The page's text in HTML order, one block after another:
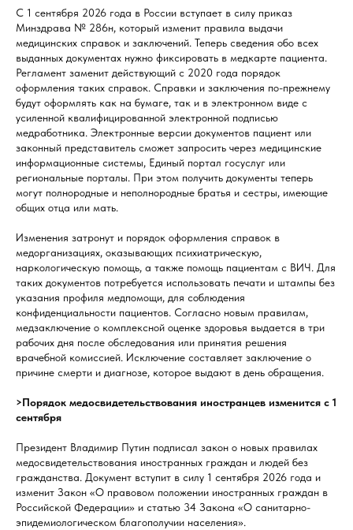
С 1 сентября 2026 года в России вступает в силу приказ
Минздрава № 286н, который изменит правила выдачи
медицинских справок и заключений. Теперь сведения обо всех
выданных документах нужно фиксировать в медкарте пациента.
Регламент заменит действующий с 2020 года порядок
оформления таких справок. Справки и заключения по-прежнему
будут оформлять как на бумаге, так и в электронном виде с
усиленной квалифицированной электронной подписью
медработника. Электронные версии документов пациент или
законный представитель сможет запросить через медицинские
информационные системы, Единый портал госуслуг или
региональные порталы. При этом получить документы теперь
могут полнородные и неполнородные братья и сестры, имеющие
общих отца или мать.
Изменения затронут и порядок оформления справок в
медорганизациях, оказывающих психиатрическую,
наркологическую помощь, а также помощь пациентам с ВИЧ. Для
таких документов потребуется использовать печати и штампы без
указания профиля медпомощи, для соблюдения
конфиденциальности пациентов. Согласно новым правилам,
медзаключение о комплексной оценке здоровья выдается в три
рабочих дня после обследования или принятия решения
врачебной комиссией. Исключение составляет заключение о
причине смерти и диагнозе, которое выдают в день обращения.
>Порядок медосвидетельствования иностранцев изменится с 1
сентября
Президент Владимир Путин подписал закон о новых правилах
медосвидетельствования иностранных граждан и людей без
гражданства. Документ вступит в силу 1 сентября 2026 года и
изменит Закон «О правовом положении иностранных граждан в
Российской Федерации» и статью 34 Закона «О санитарно-
эпидемиологическом благополучии населения».